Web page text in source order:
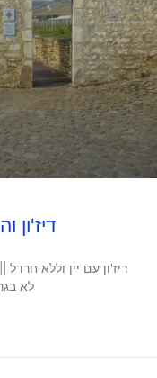
דיז'ון
דיז'ון עם יין וללא
לא